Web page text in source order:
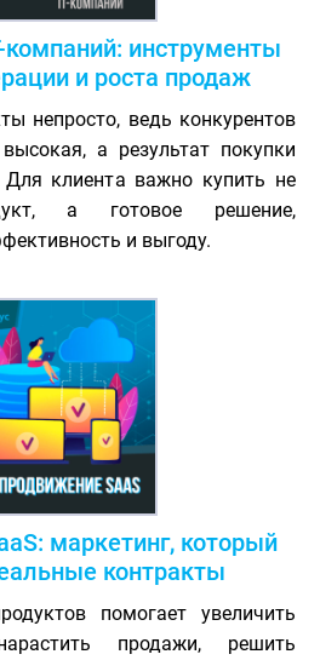
инструменты
и роста продаж
непросто, ведь конкурентов
а результат покупки
Для клиента важно купить не
а готовое решение,
и выгоду.
маркетинг, который
контракты
помогает увеличить
продажи, решить